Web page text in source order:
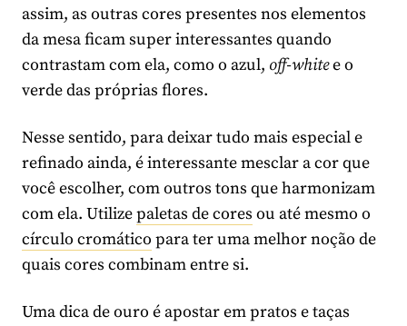
assim, as outras cores presentes nos elementos
da mesa ficam super interessantes quando
contrastam com ela, como o azul, off-whitee o
verde das próprias flores.
Nesse sentido, para deixar tudo mais especial e
refinado ainda, é interessante mesclar a cor que
você escolher, com outros tons que harmonizam
com ela. Utilizepaletas de cores ou até mesmo o
círculo cromático para ter uma melhor noção de
quais cores combinam entre si.
Uma dica de ouro é apostar em pratos e taças